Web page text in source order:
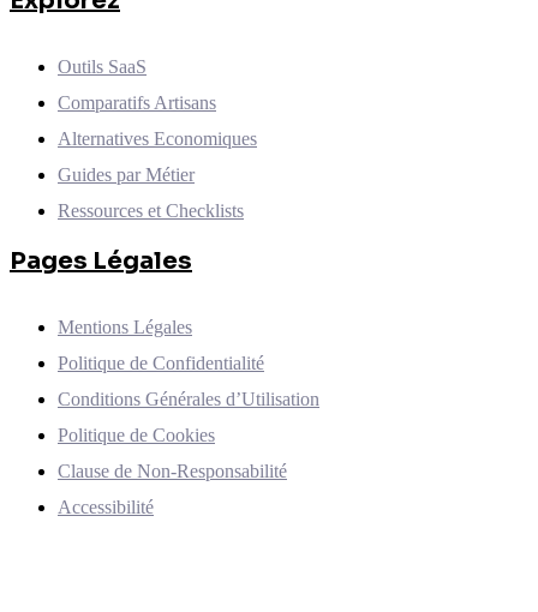
Outils SaaS
Comparatifs Artisans
Alternatives Economiques
Guides par Métier
Ressources et Checklists
Pages Légales
Mentions Légales
Politique de Confidentialité
Conditions Générales d’Utilisation
Politique de Cookies
Clause de Non-Responsabilité
Accessibilité